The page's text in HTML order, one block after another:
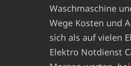
Waschmaschine
Wege Kosten und
sich als auf vielen
Elektro Notdienst